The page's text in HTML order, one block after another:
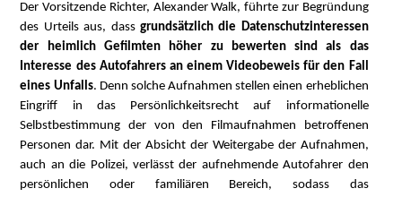
Der Vorsitzende Richter, Alexander Walk, führte zur Begründung
des Urteils aus, dass grundsätzlich die Datenschutzinteressen
der heimlich Gefilmten höher zu bewerten sind als das
Interesse des Autofahrers an einem Videobeweis für den Fall
eines Unfalls. Denn solche Aufnahmen stellen einen erheblichen
Eingriff in das Persönlichkeitsrecht auf informationelle
Selbstbestimmung der von den Filmaufnahmen betroffenen
Personen dar. Mit der Absicht der Weitergabe der Aufnahmen,
auch an die Polizei, verlässt der aufnehmende Autofahrer den
persönlichen oder familiären Bereich, sodass das